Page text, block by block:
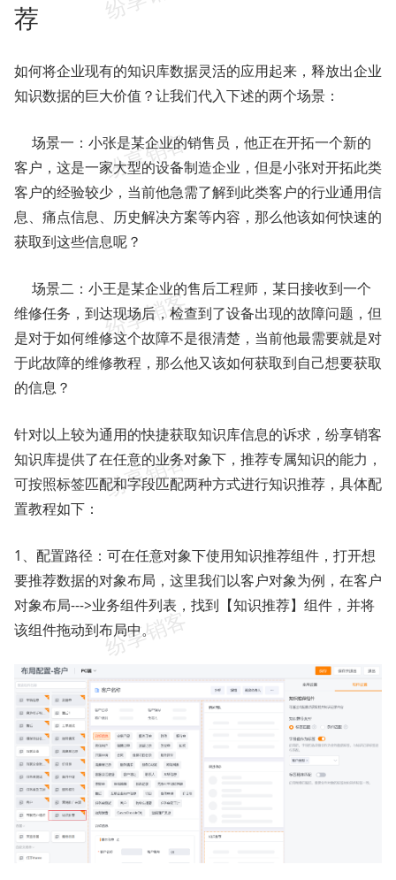
荐
如何将企业现有的知识库数据灵活的应用起来，释放出企业
知识数据的巨大价值？让我们代入下述的两个场景：
场景一：小张是某企业的销售员，他正在开拓一个新的
客户，这是一家大型的设备制造企业，但是小张对开拓此类
客户的经验较少，当前他急需了解到此类客户的行业通用信
息、痛点信息、历史解决方案等内容，那么他该如何快速的
获取到这些信息呢？
场景二：小王是某企业的售后工程师，某日接收到一个
维修任务，到达现场后，检查到了设备出现的故障问题，但
是对于如何维修这个故障不是很清楚，当前他最需要就是对
于此故障的维修教程，那么他又该如何获取到自己想要获取
的信息？
针对以上较为通用的快捷获取知识库信息的诉求，纷享销客
知识库提供了在任意的业务对象下，推荐专属知识的能力，
可按照标签匹配和字段匹配两种方式进行知识推荐，具体配
置教程如下：
1、配置路径：可在任意对象下使用知识推荐组件，打开想
要推荐数据的对象布局，这里我们以客户对象为例，在客户
对象布局--->业务组件列表，找到【知识推荐】组件，并将
该组件拖动到布局中。